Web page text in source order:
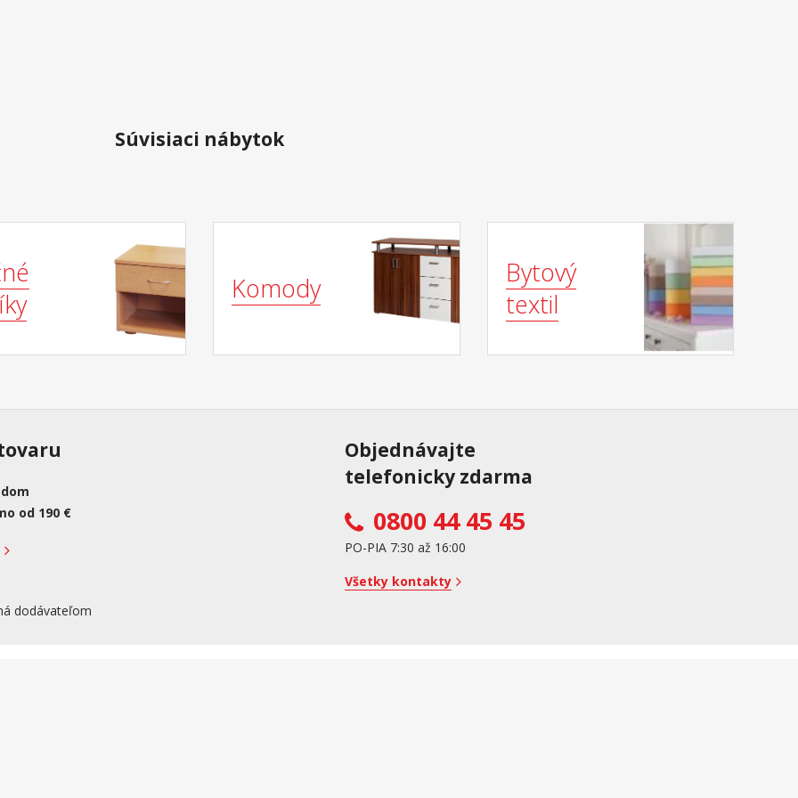
Súvisiaci nábytok
Komody
Bytový
textil
od 190 €
dodávateľom
Objednávajte
telefonicky zdarma
0800 44 45 45
PO-PIA 7:30 až 16:00
Všetky kontakty